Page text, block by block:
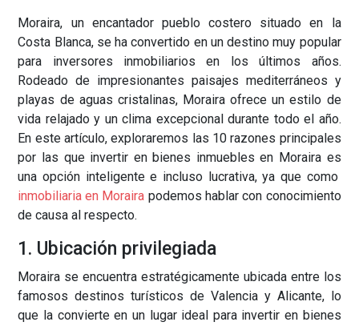
Moraira, un encantador pueblo costero situado en la
Costa Blanca, se ha convertido en un destino muy popular
para inversores inmobiliarios en los últimos años.
Rodeado de impresionantes paisajes mediterráneos y
playas de aguas cristalinas, Moraira ofrece un estilo de
vida relajado y un clima excepcional durante todo el año.
En este artículo, exploraremos las 10 razones principales
por las que invertir en bienes inmuebles en Moraira es
una opción inteligente e incluso lucrativa, ya que como
inmobiliaria en Moraira podemos hablar con conocimiento
de causa al respecto.
1. Ubicación privilegiada
Moraira se encuentra estratégicamente ubicada entre los
famosos destinos turísticos de Valencia y Alicante, lo
que la convierte en un lugar ideal para invertir en bienes